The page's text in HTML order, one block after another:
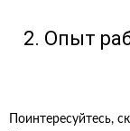
2. Опыт
Поинтересуйтесь,